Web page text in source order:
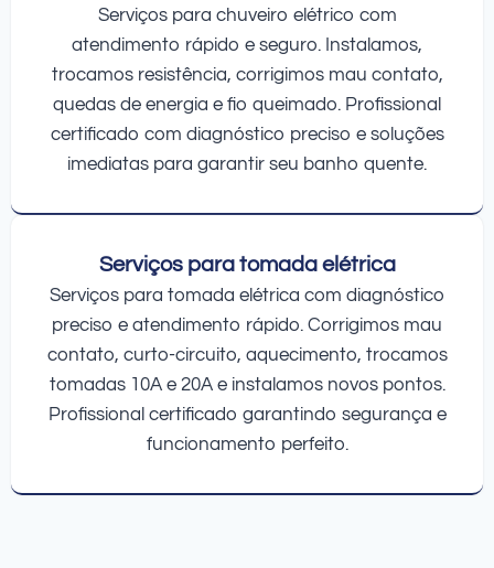
Serviços para chuveiro elétrico com
atendimento rápido e seguro. Instalamos,
trocamos resistência, corrigimos mau contato,
quedas de energia e fio queimado. Profissional
certificado com diagnóstico preciso e soluções
imediatas para garantir seu banho quente.
Serviços para tomada elétrica
Serviços para tomada elétrica com diagnóstico
preciso e atendimento rápido. Corrigimos mau
contato, curto-circuito, aquecimento, trocamos
tomadas 10A e 20A e instalamos novos pontos.
Profissional certificado garantindo segurança e
funcionamento perfeito.